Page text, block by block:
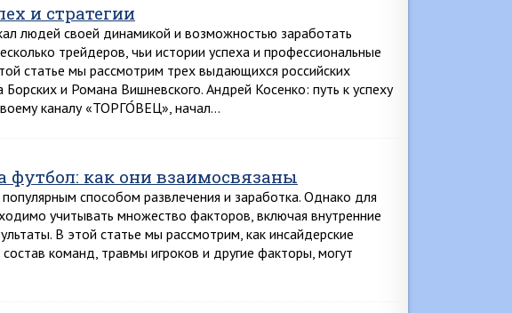
и стратегии
людей своей динамикой и возможностью заработать
трейдеров, чьи истории успеха и профессиональные
статье мы рассмотрим трех выдающихся российских
и Романа Вишневского. Андрей Косенко: путь к успеху
каналу «ТОРГО́ВЕЦ», начал…
футбол: как они взаимосвязаны
способом развлечения и заработка. Однако для
учитывать множество факторов, включая внутренние
В этой статье мы рассмотрим, как инсайдерские
команд, травмы игроков и другие факторы, могут